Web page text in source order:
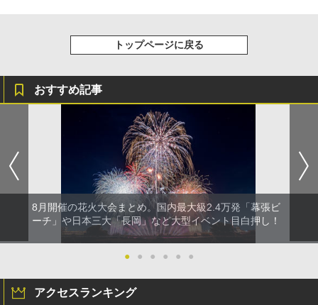
トップページに戻る
おすすめ記事
8月開催の花火大会まとめ。国内最大級2.4万発「幕張ビ
ーチ」や日本三大「長岡」など大型イベント目白押し！
● ● ● ● ● ●
アクセスランキング